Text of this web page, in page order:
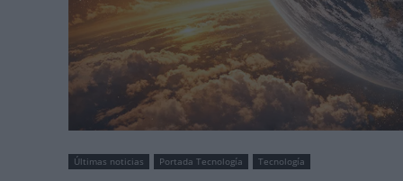
Últimas noticias Portada Tecnología Tecnología